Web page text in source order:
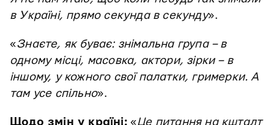
в Україні, прямо секунда в секунду».
«Знаєте, як буває: знімальна група – в
одному місці, масовка, актори, зірки – в
іншому, у кожного свої палатки, гримерки. А
там усе спільно».
Щодо змін у країні:«Це питання на кшталт